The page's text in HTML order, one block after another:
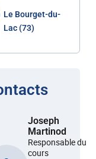
Le Bourget-du-
Lac (73)
Joseph
Martinod
Responsable du
cours